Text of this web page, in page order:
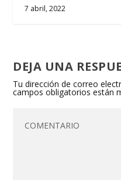
7 abril, 2022
DEJA UNA
Tu dirección de correo
campos obligatorios están